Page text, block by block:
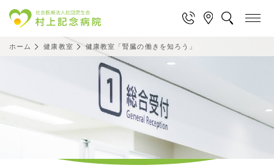
ホーム 健康教室 健康教室「腎臓の働きを知ろう」